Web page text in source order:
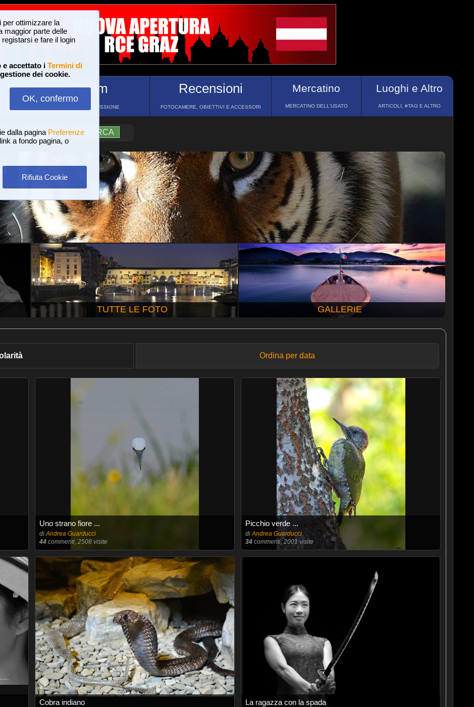
per ottimizzare la
maggior parte delle
e fare il login
e accettato i Termini di
dei cookie.
OK, confermo
dalla pagina Preferenze
a fondo pagina, o
Rifiuta Cookie
Forum
FORUM DI DISCUSSIONE
Recensioni
FOTOCAMERE, OBIETTIVI E ACCESSORI
Mercatino
MERCATINO DELL'USATO
Luoghi e Altro
ARTICOLI, #TAG E ALTRO
A ?AIUTO RICERCA
TUTTE LE FOTO GALLERIE
Ordina per data
Uno strano fiore ...
diAndrea Guarducci
44commenti, 2508 visite
Picchio verde ...
diAndrea Guarducci
34 commenti, 2001 visite
Cobra indiano La ragazza con la spada